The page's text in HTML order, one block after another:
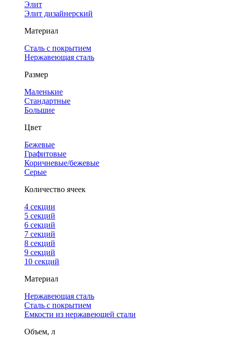
Элит
Элит дизайнерский
Материал
Сталь с покрытием
Нержавеющая сталь
Размер
Маленькие
Стандартные
Большие
Цвет
Бежевые
Графитовые
Коричневые/бежевые
Серые
Количество ячеек
4 cекции
5 секций
6 секций
7 секций
8 секций
9 секций
10 секций
Материал
Нержавеющая сталь
Сталь с покрытием
Емкости из нержавеющей стали
Объем, л